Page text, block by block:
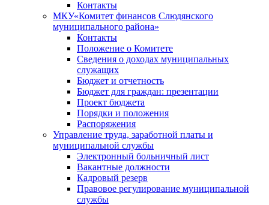
Контакты
МКУ«Комитет финансов Слюдянского
муниципального района»
Контакты
Положение о Комитете
Сведения о доходах муниципальных
служащих
Бюджет и отчетность
Бюджет для граждан: презентации
Проект бюджета
Порядки и положения
Распоряжения
Управление труда, заработной платы и
муниципальной службы
Электронный больничный лист
Вакантные должности
Кадровый резерв
Правовое регулирование муниципальной
службы